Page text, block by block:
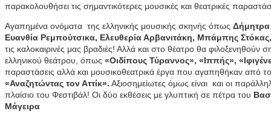
παρακολουθήσει τις σημαντικότερες μουσικές και θεατρικές
Αγαπημένα ονόματα της ελληνικής μουσικής σκηνής όπως Δήμητρα
Ευανθία Ρεμπούτσικα, Ελευθερία Αρβανιτάκη, Μπάμπης
τις καλοκαιρινές μας βραδιές! Αλλά και στο θέατρο θα
ελληνικού θεάτρου, όπως «Οιδίπους Τύραννος», «Ιππής»,
παραστάσεις αλλά και μουσικοθεατρικά έργα που αγαπηθήκαν από
«Αναζητώντας τον Αττίκ». Αξιοσημείωτες όμως είναι και οι
πλαίσιο του Φεστιβάλ! Οι δύο εκθέσεις με γλυπτική σε πέτρα του
Μάγειρα